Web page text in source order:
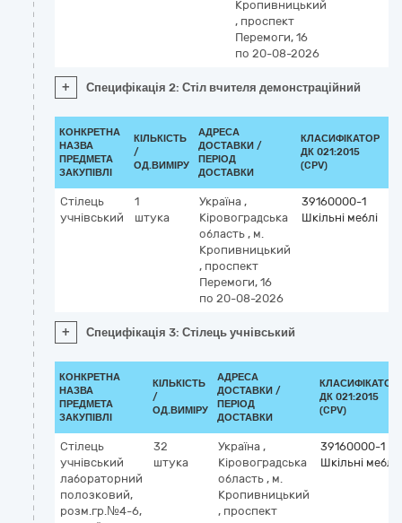
Кропивницький
, проспект
Перемоги, 16
по 20-08-2026
+ Специфікація 2: Стіл вчителя демонстраційний
КОНКРЕТНА
НАЗВА
ПРЕДМЕТА
ЗАКУПІВЛІ
КІЛЬКІСТЬ
/
ОД.ВИМІРУ
АДРЕСА
ДОСТАВКИ /
ПЕРІОД
ДОСТАВКИ
КЛАСИФІКАТОР
ДК 021:2015
(CPV)
Стілець
учнівський
1
штука
Україна ,
Кіровоградська
область , м.
Кропивницький
, проспект
Перемоги, 16
по 20-08-2026
39160000-1
Шкільні меблі
+ Специфікація 3: Стілець учнівський
КОНКРЕТНА
НАЗВА
ПРЕДМЕТА
ЗАКУПІВЛІ
КІЛЬКІСТЬ
/
ОД.ВИМІРУ
АДРЕСА
ДОСТАВКИ /
ПЕРІОД
ДОСТАВКИ
КЛАСИФІКАТОР
ДК 021:2015
(CPV)
Стілець
учнівський
лабораторний
полозковий,
розм.гр.№4-6,
32
штука
Україна ,
Кіровоградська
область , м.
Кропивницький
, проспект
39160000-1
Шкільні меблі